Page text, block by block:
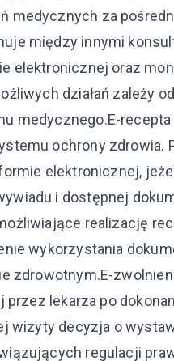
medycznych za
między innymi
elektronicznej oraz
działań zależy
medycznego.E-
ochrony zdrowia.
elektronicznej,
i dostępnej
realizację
wykorzystania
zdrowotnym.E-
lekarza po
wizyty decyzja o
regulacji